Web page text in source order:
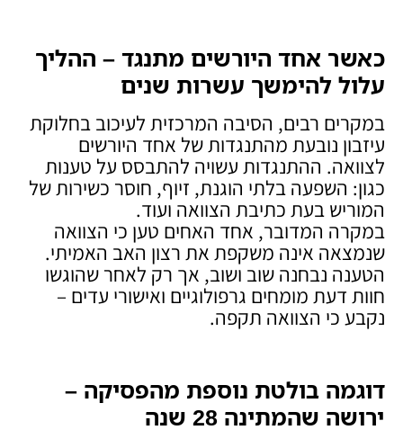
כאשר אחד היורשים מתנגד – ההליך
עלול להימשך עשרות שנים
במקרים רבים, הסיבה המרכזית לעיכוב בחלוקת
עיזבון נובעת מהתנגדות של אחד היורשים
לצוואה. ההתנגדות עשויה להתבסס על טענות
כגון: השפעה בלתי הוגנת, זיוף, חוסר כשירות של
המוריש בעת כתיבת הצוואה ועוד.
במקרה המדובר, אחד האחים טען כי הצוואה
שנמצאה אינה משקפת את רצון האב האמיתי.
הטענה נבחנה שוב ושוב, אך רק לאחר שהוגשו
חוות דעת מומחים גרפולוגיים ואישורי עדים –
נקבע כי הצוואה תקפה.
דוגמה בולטת נוספת מהפסיקה –
ירושה שהמתינה 28 שנה